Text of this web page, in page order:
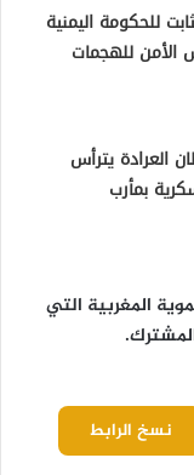
للحكومة اليمنية
الأمن للهجمات
العرادة يترأس
بمأرب
المغربية التي
نسخ الرابط